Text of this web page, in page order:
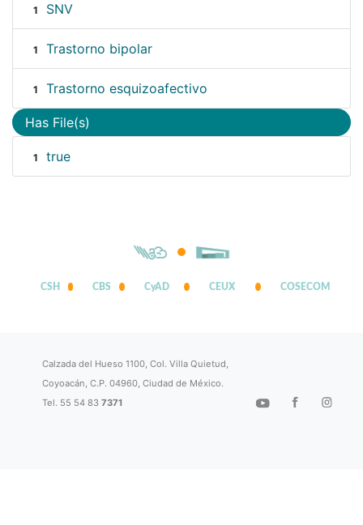
1 SNV
1 Trastorno bipolar
1 Trastorno esquizoafectivo
Has File(s)
1 true
CSH CBS CyAD CEUX COSECOM
Calzada del Hueso 1100, Col. Villa Quietud,
Coyoacán, C.P. 04960, Ciudad de México.
Tel. 55 54 837371